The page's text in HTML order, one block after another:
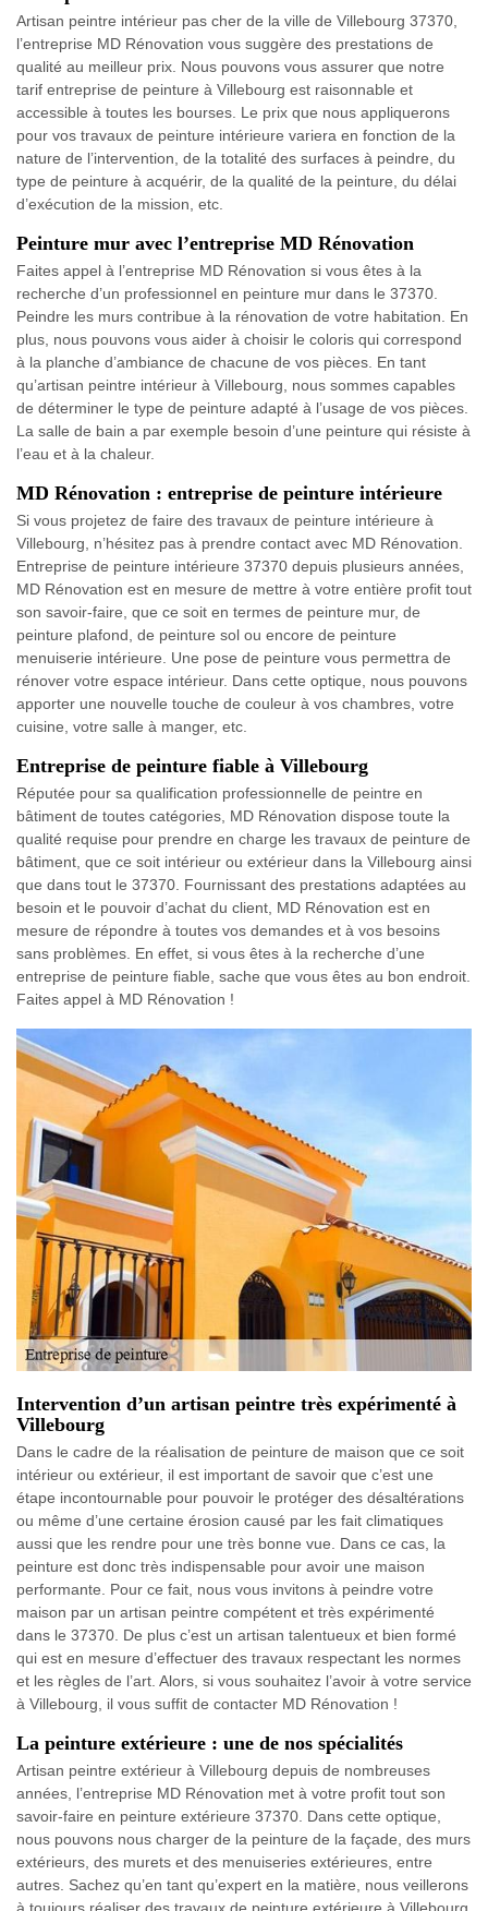
Artisan peintre intérieur pas cher de la ville de Villebourg 37370,
l’entreprise MD Rénovation vous suggère des prestations de
qualité au meilleur prix. Nous pouvons vous assurer que notre
tarif entreprise de peinture à Villebourg est raisonnable et
accessible à toutes les bourses. Le prix que nous appliquerons
pour vos travaux de peinture intérieure variera en fonction de la
nature de l’intervention, de la totalité des surfaces à peindre, du
type de peinture à acquérir, de la qualité de la peinture, du délai
d’exécution de la mission, etc.
Peinture mur avec l’entreprise MD Rénovation
Faites appel à l’entreprise MD Rénovation si vous êtes à la
recherche d’un professionnel en peinture mur dans le 37370.
Peindre les murs contribue à la rénovation de votre habitation. En
plus, nous pouvons vous aider à choisir le coloris qui correspond
à la planche d’ambiance de chacune de vos pièces. En tant
qu’artisan peintre intérieur à Villebourg, nous sommes capables
de déterminer le type de peinture adapté à l’usage de vos pièces.
La salle de bain a par exemple besoin d’une peinture qui résiste à
l’eau et à la chaleur.
MD Rénovation : entreprise de peinture intérieure
Si vous projetez de faire des travaux de peinture intérieure à
Villebourg, n’hésitez pas à prendre contact avec MD Rénovation.
Entreprise de peinture intérieure 37370 depuis plusieurs années,
MD Rénovation est en mesure de mettre à votre entière profit tout
son savoir-faire, que ce soit en termes de peinture mur, de
peinture plafond, de peinture sol ou encore de peinture
menuiserie intérieure. Une pose de peinture vous permettra de
rénover votre espace intérieur. Dans cette optique, nous pouvons
apporter une nouvelle touche de couleur à vos chambres, votre
cuisine, votre salle à manger, etc.
Entreprise de peinture fiable à Villebourg
Réputée pour sa qualification professionnelle de peintre en
bâtiment de toutes catégories, MD Rénovation dispose toute la
qualité requise pour prendre en charge les travaux de peinture de
bâtiment, que ce soit intérieur ou extérieur dans la Villebourg ainsi
que dans tout le 37370. Fournissant des prestations adaptées au
besoin et le pouvoir d’achat du client, MD Rénovation est en
mesure de répondre à toutes vos demandes et à vos besoins
sans problèmes. En effet, si vous êtes à la recherche d’une
entreprise de peinture fiable, sache que vous êtes au bon endroit.
Faites appel à MD Rénovation !
Intervention d’un artisan peintre très expérimenté à
Villebourg
Dans le cadre de la réalisation de peinture de maison que ce soit
intérieur ou extérieur, il est important de savoir que c’est une
étape incontournable pour pouvoir le protéger des désaltérations
ou même d’une certaine érosion causé par les fait climatiques
aussi que les rendre pour une très bonne vue. Dans ce cas, la
peinture est donc très indispensable pour avoir une maison
performante. Pour ce fait, nous vous invitons à peindre votre
maison par un artisan peintre compétent et très expérimenté
dans le 37370. De plus c’est un artisan talentueux et bien formé
qui est en mesure d’effectuer des travaux respectant les normes
et les règles de l’art. Alors, si vous souhaitez l’avoir à votre service
à Villebourg, il vous suffit de contacter MD Rénovation !
La peinture extérieure : une de nos spécialités
Artisan peintre extérieur à Villebourg depuis de nombreuses
années, l’entreprise MD Rénovation met à votre profit tout son
savoir-faire en peinture extérieure 37370. Dans cette optique,
nous pouvons nous charger de la peinture de la façade, des murs
extérieurs, des murets et des menuiseries extérieures, entre
autres. Sachez qu’en tant qu’expert en la matière, nous veillerons